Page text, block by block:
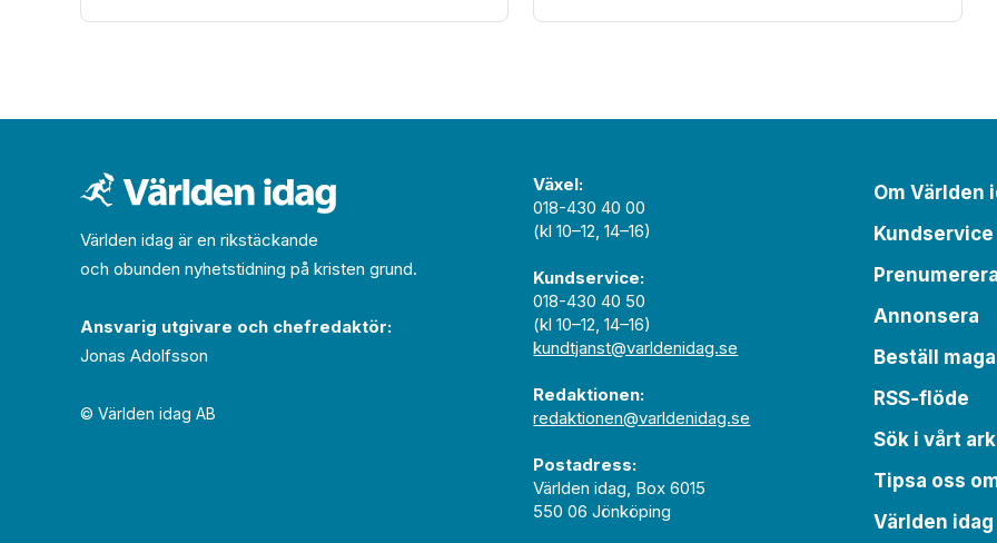
Världen idag är en rikstäckande
och obunden nyhets­­­tidning på kristen grund.
Ansvarig utgivare och chef­redaktör:
Jonas Adolfsson
© Världen idag AB
Växel:
018-430 40 00
(kl 10–12, 14–16)
Kundservice:
018-430 40 50
(kl 10–12, 14–16)
kundtjanst@varldenidag.se
Redaktionen:
redaktionen@varldenidag.se
Postadress:
Världen idag, Box 6015
550 06 Jönköping
Om Världen
Kundservice
Annonsera
Beställ
RSS-flöde
Sök i vårt
Tipsa oss
Världen